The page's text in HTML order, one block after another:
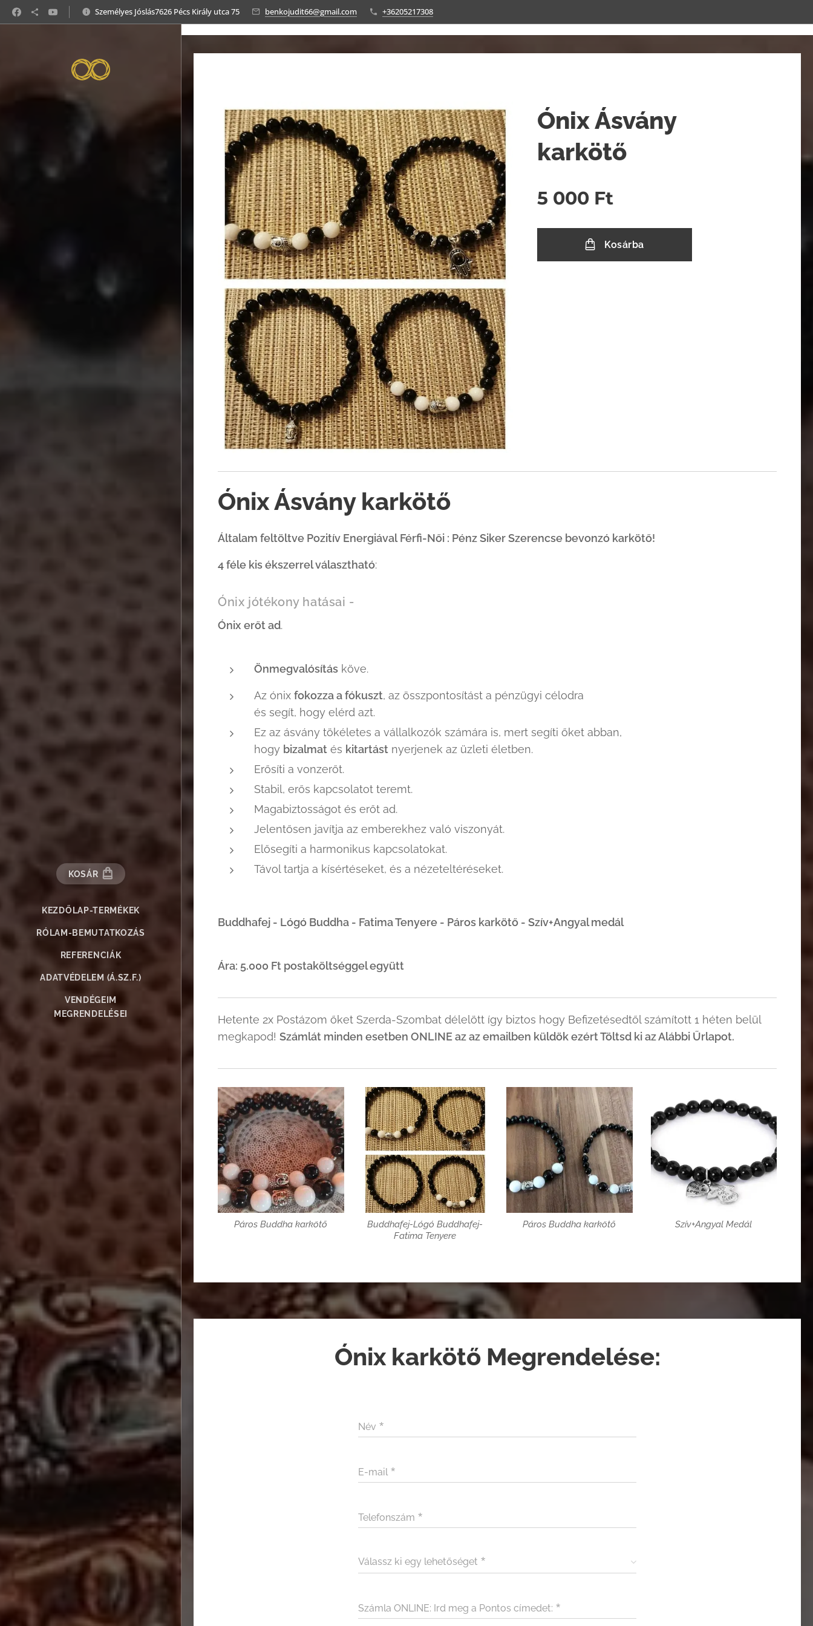
https://www.juditsorselemzomesterjos.hu/termekek/
Személyes Jóslás7626 Pécs Király utca 75 benkojudit66@gmail.com +36205217308
KOSÁR
KEZDŐLAP-TERMÉKEK
RÓLAM-BEMUTATKOZÁS
REFERENCIÁK
ADATVÉDELEM (Á.SZ.F.)
VENDÉGEIM
MEGRENDELÉSEI
Ónix Ásvány
karkötő
5 000 Ft
Kosárba
Ónix Ásvány karkötő
Általam feltöltve Pozitív EnergiávalFérfi-Női : Pénz Siker Szerencse bevonzó karkötő!
4 féle kis ékszerrel választható:
Ónix jótékony hatásai -
Ónix erőt ad.
Önmegvalósítás köve.
Az ónix fokozza a fókuszt, az összpontosítást a pénzügyi célodra
és segít, hogy elérd azt.
Ez az ásvány tökéletes a vállalkozók számára is, mert segíti őket abban,
hogy bizalmat és kitartást nyerjenek az üzleti életben.
Erősíti a vonzerőt.
Stabil, erős kapcsolatot teremt.
Magabiztosságot és erőt ad.
Jelentősen javítja az emberekhez való viszonyát.
Elősegíti a harmonikus kapcsolatokat.
Távol tartja a kísértéseket, és a nézeteltéréseket.
Buddhafej - Lógó Buddha - Fatima Tenyere - Páros karkötő - Szív+Angyal medál
Ára: 5.000 Ft postaköltséggel együtt
Hetente 2x Postázom őket Szerda-Szombat délelött így biztos hogy Befizetésedtől számított 1 héten belül
megkapod! Számlát minden esetben ONLINE az az emailben küldök ezért Töltsd ki az Alábbi Űrlapot.
Páros Buddha karkötő
Buddhafej-Lógó Buddhafej-
Fatima Tenyere
Páros Buddha karkötő Szív+Angyal Medál
Ónix karkötő Megrendelése:
Név
E-mail
Telefonszám
Válassz ki egy lehetőséget
Számla ONLINE: Ird meg a Pontos címedet: